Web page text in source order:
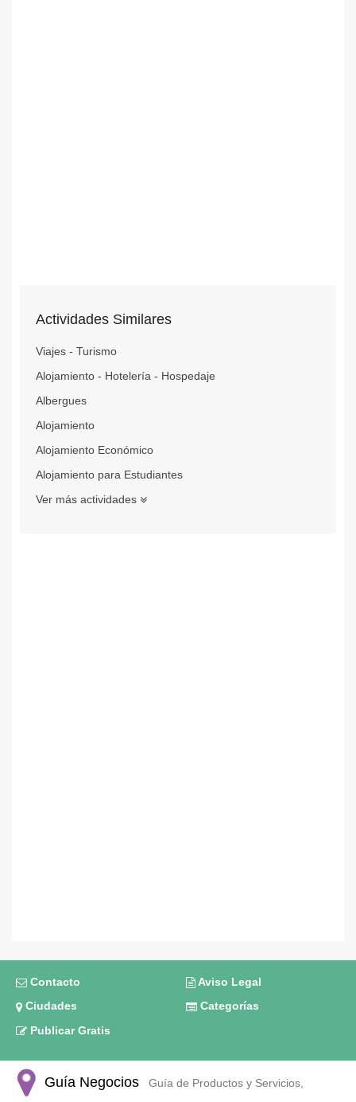
Actividades Similares
Viajes - Turismo
Alojamiento - Hotelería - Hospedaje
Albergues
Alojamiento
Alojamiento Económico
Alojamiento para Estudiantes
Ver más actividades
Contacto
Aviso Legal
Ciudades
Categorías
Publicar Gratis
Guía Negocios Guía de Productos y Servicios,